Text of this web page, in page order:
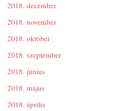
2018. december
2018. november
2018. október
2018. szeptember
2018. június
2018. május
2018. április